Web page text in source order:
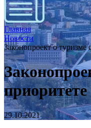
Главная
Новости
Законопроект о
приоритете
29.10.2021